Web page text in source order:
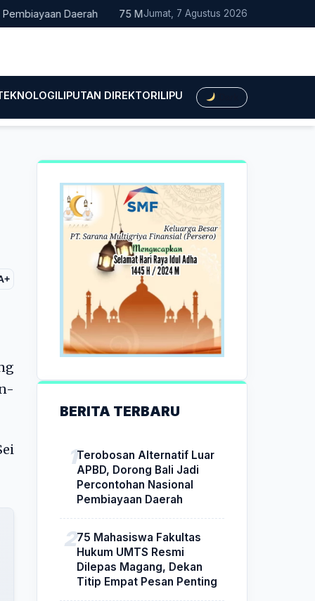
Daerah 75 Mahasiswa Fakultas Hukum UMTS Resmi
Jumat, 7 Agustus 2026
LIPUTAN DIREKTORILIPUTAN HUKUMLIPUTAN
BERITA TERBARU
Terobosan Alternatif Luar
APBD, Dorong Bali Jadi
Percontohan Nasional
Pembiayaan Daerah
75 Mahasiswa Fakultas
Hukum UMTS Resmi
Dilepas Magang, Dekan
Titip Empat Pesan Penting